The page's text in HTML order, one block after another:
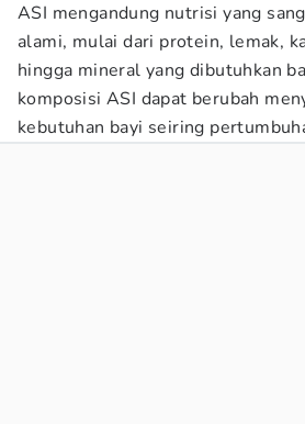
ASI mengandung nutrisi yang
alami, mulai dari protein, lemak,
hingga mineral yang dibutuhkan
komposisi ASI dapat berubah
kebutuhan bayi seiring